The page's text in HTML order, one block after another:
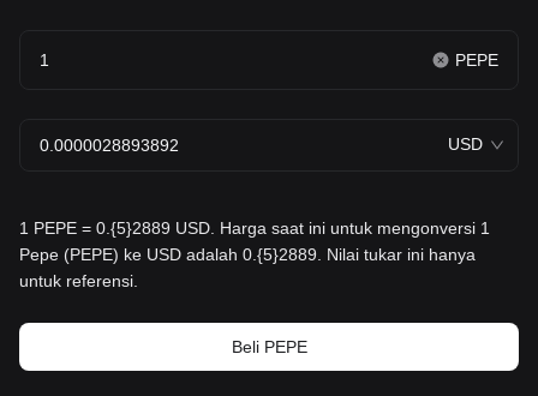
PEPE
USD
1 PEPE = 0.{5}2889 USD. Harga saat ini untuk mengonversi 1
Pepe (PEPE) ke USD adalah 0.{5}2889. Nilai tukar ini hanya
untuk referensi.
Beli PEPE